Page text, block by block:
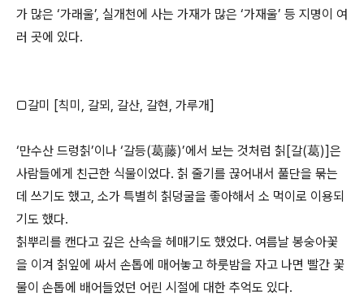
가 많은 ‘가래울’, 실개천에 사는 가재가 많은 ‘가재울’ 등 지명이 여
러 곳에 있다.
□갈미 [칙미, 갈뫼, 갈산, 갈현, 가루개]
‘만수산 드렁칡’이나 ‘갈등(葛藤)’에서 보는 것처럼 칡[갈(葛)]은
사람들에게 친근한 식물이었다. 칡 줄기를 끊어내서 풀단을 묶는
데 쓰기도 했고, 소가 특별히 칡덩굴을 좋아해서 소 먹이로 이용되
기도 했다.
칡뿌리를 캔다고 깊은 산속을 헤매기도 했었다. 여름날 봉숭아꽃
을 이겨 칡잎에 싸서 손톱에 매어놓고 하룻밤을 자고 나면 빨간 꽃
물이 손톱에 배어들었던 어린 시절에 대한 추억도 있다.